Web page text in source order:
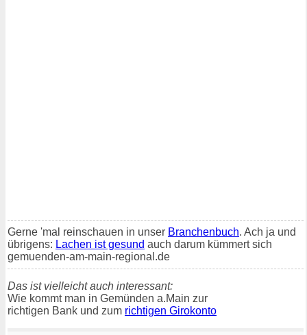
Gerne 'mal reinschauen in unser Branchenbuch. Ach ja und
übrigens: Lachen ist gesund auch darum kümmert sich
gemuenden-am-main-regional.de
Das ist vielleicht auch interessant:
Wie kommt man in Gemünden a.Main zur
richtigen Bank und zum richtigen Girokonto